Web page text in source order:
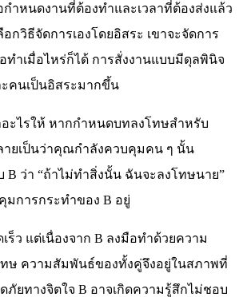
กำหนดงานที่ต้องทำและเวลาที่ต้องส่งแล้ว
อกวิธีจัดการเองโดยอิสระ เขาจะจัดการ
ทำเมื่อไหร่ก็ได้ การสั่งงานแบบมีดุลพินิจ
คนเป็นอิสระมากขึ้น
อะไรให้ หากกำหนดบทลงโทษสำหรับ
ายเป็นว่าคุณกำลังควบคุมคน ๆ นั้น
B ว่า “ถ้าไม่ทำสิ่งนั้น ฉันจะลงโทษนาย”
มการกระทำของ B อยู่
ร็ว แต่เนื่องจาก B ลงมือทำด้วยความ
ษ ความสัมพันธ์ของทั้งคู่จึงอยู่ในสภาพที่
ภัยทางจิตใจ B อาจเกิดความรู้สึกไม่ชอบ